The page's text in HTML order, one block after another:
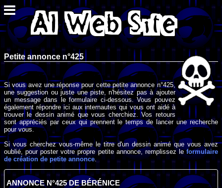
Petite annonce n°425
Si vous avez une réponse pour cette petite annonce n°425,
une suggestion ou juste une piste, n'hésitez pas à ajouter
un message dans le formulaire ci-dessous. Vous pouvez
également répondre ici aux internautes qui vous ont aidé à
trouver le dessin animé que vous cherchiez. Vos retours
sont appréciés par ceux qui prennent le temps de lancer une recherche
pour vous.
Si vous cherchez vous-même le titre d'un dessin animé que vous avez
oublié, pour poster votre propre petite annonce, remplissez leformulaire
de création de petite annonce .
ANNONCE N°425 DE BÉRÉNICE